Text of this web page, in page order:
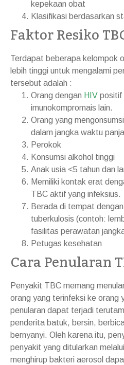
kepekaan obat
Klasifikasi berdasarkan
Faktor Resiko
Terdapat beberapa kelompok
lebih tinggi untuk mengalami
tersebut adalah :
Orang dengan HIV positif
imunokompromais lain.
Orang yang
dalam jangka waktu
Perokok
Konsumsi alkohol tinggi
Anak usia <5 tahun dan
Memiliki kontak erat
TBC aktif yang infeksius.
Berada di tempat
tuberkulosis (contoh:
fasilitas perawatan
Petugas kesehatan
Cara Penularan
Penyakit TBC memang
orang yang terinfeksi ke orang
penularan dapat terjadi
penderita batuk, bersin,
bernyanyi. Oleh karena itu,
penyakit yang ditularkan
menghirup bakteri aerosol